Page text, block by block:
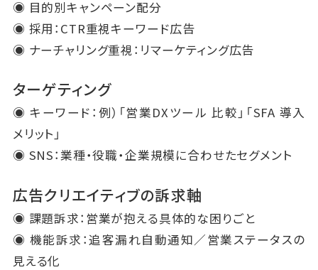
◉ 目的別キャンペーン配分
◉ 採用：CTR重視キーワード広告
◉ ナーチャリング重視：リマーケティング広告
ターゲティング
◉ キーワード：例）「営業DXツール 比較」「SFA 導入
メリット」
◉ SNS：業種・役職・企業規模に合わせたセグメント
広告クリエイティブの訴求軸
◉ 課題訴求：営業が抱える具体的な困りごと
◉ 機能訴求：追客漏れ自動通知／営業ステータスの
見える化